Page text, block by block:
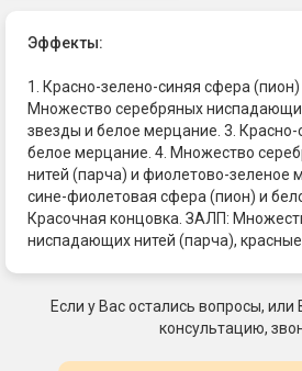
Эффекты:
1. Красно-зелено-синяя сфера
Множество серебряных
звезды и белое мерцание. 3.
белое мерцание. 4. Множество
нитей (парча) и фиолетово-зеленое
сине-фиолетовая сфера (пион) и
Красочная концовка. ЗАЛП:
ниспадающих нитей (парча), красные
Если у Вас остались вопросы, или
консультацию,